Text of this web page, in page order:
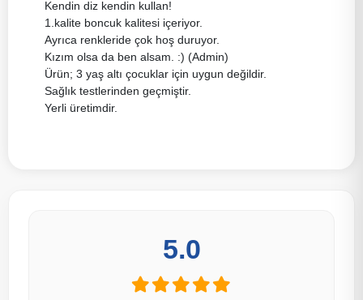
Kendin diz kendin kullan!
1.kalite boncuk kalitesi içeriyor.
Ayrıca renkleride çok hoş duruyor.
Kızım olsa da ben alsam. :) (Admin)
Ürün; 3 yaş altı çocuklar için uygun değildir.
Sağlık testlerinden geçmiştir.
Yerli üretimdir.
5.0